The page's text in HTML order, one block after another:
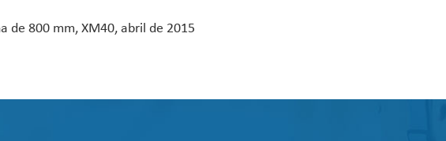
de 800 mm, XM40, abril de 2015